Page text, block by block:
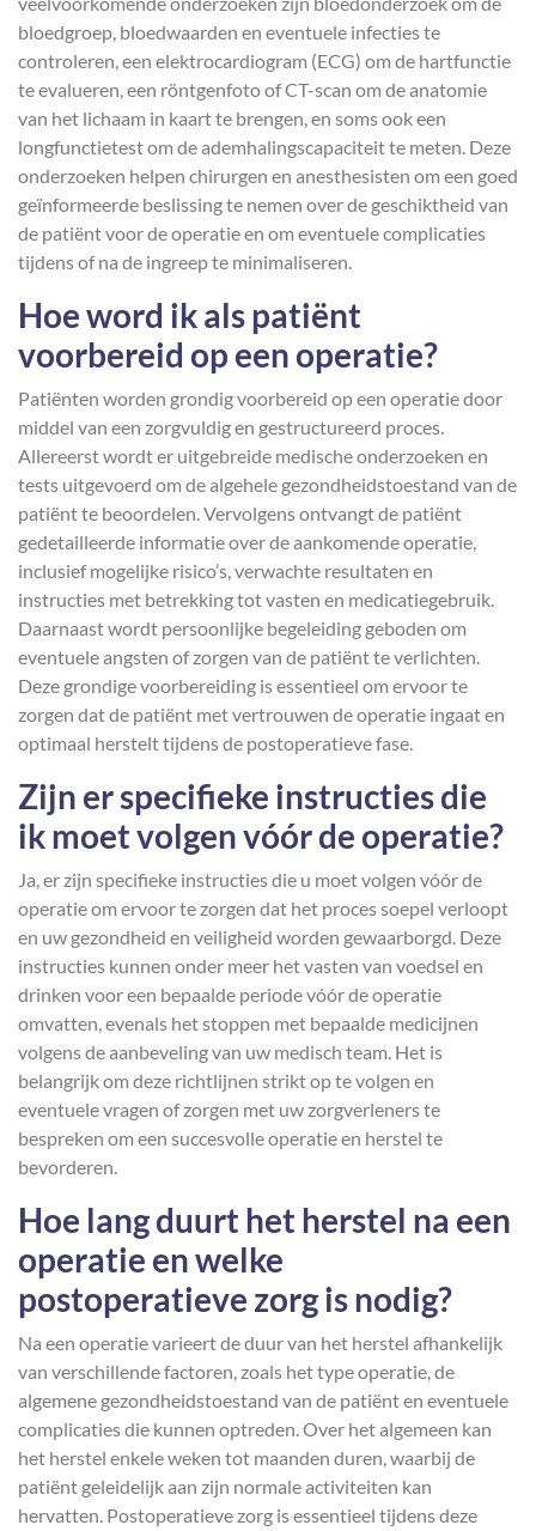
bloedgroep, bloedwaarden en eventuele infecties te
controleren, een elektrocardiogram (ECG) om de hartfunctie
te evalueren, een röntgenfoto of CT-scan om de anatomie
van het lichaam in kaart te brengen, en soms ook een
longfunctietest om de ademhalingscapaciteit te meten. Deze
onderzoeken helpen chirurgen en anesthesisten om een goed
geïnformeerde beslissing te nemen over de geschiktheid van
de patiënt voor de operatie en om eventuele complicaties
tijdens of na de ingreep te minimaliseren.
Hoe word ik als patiënt
voorbereid op een operatie?
Patiënten worden grondig voorbereid op een operatie door
middel van een zorgvuldig en gestructureerd proces.
Allereerst wordt er uitgebreide medische onderzoeken en
tests uitgevoerd om de algehele gezondheidstoestand van de
patiënt te beoordelen. Vervolgens ontvangt de patiënt
gedetailleerde informatie over de aankomende operatie,
inclusief mogelijke risico’s, verwachte resultaten en
instructies met betrekking tot vasten en medicatiegebruik.
Daarnaast wordt persoonlijke begeleiding geboden om
eventuele angsten of zorgen van de patiënt te verlichten.
Deze grondige voorbereiding is essentieel om ervoor te
zorgen dat de patiënt met vertrouwen de operatie ingaat en
optimaal herstelt tijdens de postoperatieve fase.
Zijn er specifieke instructies die
ik moet volgen vóór de operatie?
Ja, er zijn specifieke instructies die u moet volgen vóór de
operatie om ervoor te zorgen dat het proces soepel verloopt
en uw gezondheid en veiligheid worden gewaarborgd. Deze
instructies kunnen onder meer het vasten van voedsel en
drinken voor een bepaalde periode vóór de operatie
omvatten, evenals het stoppen met bepaalde medicijnen
volgens de aanbeveling van uw medisch team. Het is
belangrijk om deze richtlijnen strikt op te volgen en
eventuele vragen of zorgen met uw zorgverleners te
bespreken om een succesvolle operatie en herstel te
bevorderen.
Hoe lang duurt het herstel na een
operatie en welke
postoperatieve zorg is nodig?
Na een operatie varieert de duur van het herstel afhankelijk
van verschillende factoren, zoals het type operatie, de
algemene gezondheidstoestand van de patiënt en eventuele
complicaties die kunnen optreden. Over het algemeen kan
het herstel enkele weken tot maanden duren, waarbij de
patiënt geleidelijk aan zijn normale activiteiten kan
hervatten. Postoperatieve zorg is essentieel tijdens deze